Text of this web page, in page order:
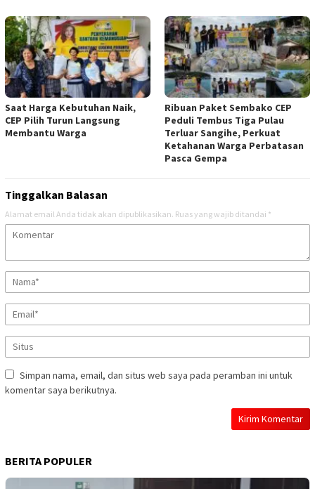
Saat Harga Kebutuhan Naik,
CEP Pilih Turun Langsung
Membantu Warga
Ribuan Paket Sembako CEP
Peduli Tembus Tiga Pulau
Terluar Sangihe, Perkuat
Ketahanan Warga Perbatasan
Pasca Gempa
Tinggalkan Balasan
Alamat email Anda tidak akan dipublikasikan. Ruas yang wajib ditandai *
Simpan nama, email, dan situs web saya pada peramban ini untuk
komentar saya berikutnya.
BERITA POPULER